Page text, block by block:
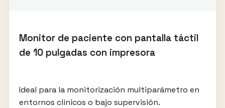
Monitor de paciente con pantalla táctil
de 10 pulgadas con impresora
Ideal para la monitorización multiparámetro en
entornos clínicos o bajo supervisión.